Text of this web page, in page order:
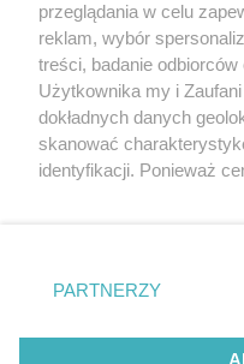
6 / 1
Nie zapomnij
zapoznać się z:
polityką
Twojemiasto
Piekary Śląskie
Chorzów
Tarnowskie Góry
Gliwice
przeglądania w celu
reklam, wybór
treści, badanie odbiorców
Użytkownika my i
dokładnych danych
skanować
identyfikacji. Ponieważ
prywatności znajdujący
. Niektóre rodzaje
zgody użytkownika, ale
takiemu przetwarzaniu.
PARTNERZY